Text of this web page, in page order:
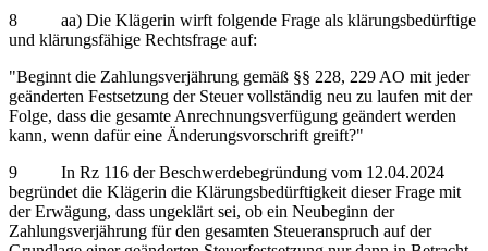
8 aa) Die Klägerin wirft folgende Frage als klärungsbedürftige
und klärungsfähige Rechtsfrage auf:
"Beginnt die Zahlungsverjährung gemäß §§ 228, 229 AO mit jeder
geänderten Festsetzung der Steuer vollständig neu zu laufen mit der
Folge, dass die gesamte Anrechnungsverfügung geändert werden
kann, wenn dafür eine Änderungsvorschrift greift?"
9 In Rz 116 der Beschwerdebegründung vom 12.04.2024
begründet die Klägerin die Klärungsbedürftigkeit dieser Frage mit
der Erwägung, dass ungeklärt sei, ob ein Neubeginn der
Zahlungsverjährung für den gesamten Steueranspruch auf der